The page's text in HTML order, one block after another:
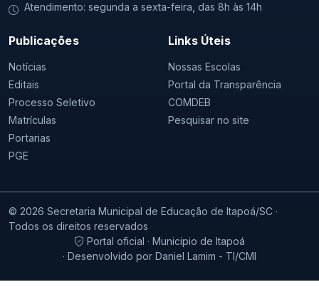
Atendimento: segunda a sexta-feira, das 8h às 14h
Publicações
Notícias
Editais
Processo Seletivo
Matrículas
Portarias
PGE
Links Úteis
Nossas Escolas
Portal da Transparência
COMDEB
Pesquisar no site
© 2026 Secretaria Municipal de Educação de Itapoá/SC ·
Todos os direitos reservados
Portal oficial · Municipio de Itapoá
· Desenvolvido por Daniel Lamim - TI/CMI